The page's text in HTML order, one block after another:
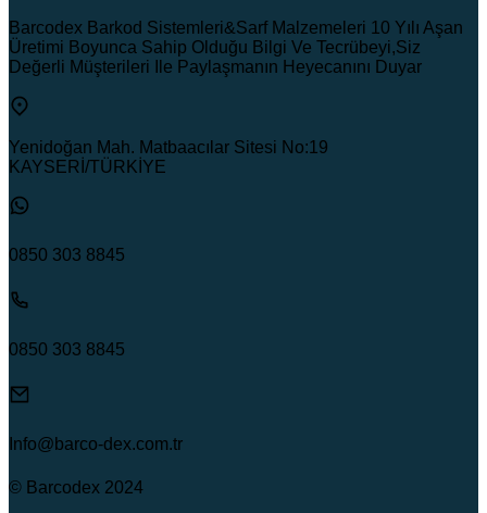
Barcodex Barkod Sistemleri&Sarf Malzemeleri 10 Yılı Aşan
Üretimi Boyunca Sahip Olduğu Bilgi Ve Tecrübeyi,Siz
Değerli Müşterileri Ile Paylaşmanın Heyecanını Duyar
Yenidoğan Mah. Matbaacılar Sitesi No:19
KAYSERİ/TÜRKİYE
0850 303 8845
0850 303 8845
Info@barco-dex.com.tr
© Barcodex 2024